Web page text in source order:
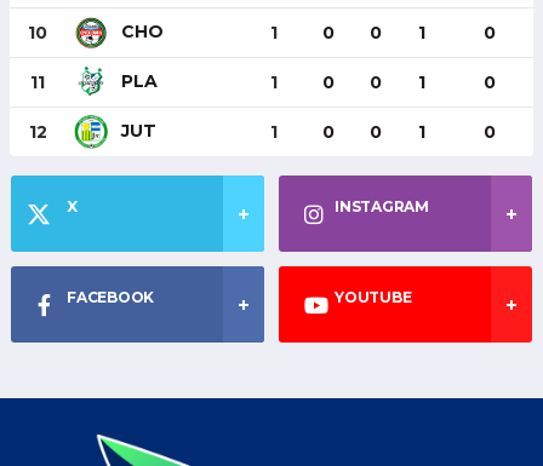
10 CHO 1 0 0 1 0
11 PLA 1 0 0 1 0
12 JUT 1 0 0 1 0
X INSTAGRAM
FACEBOOK YOUTUBE